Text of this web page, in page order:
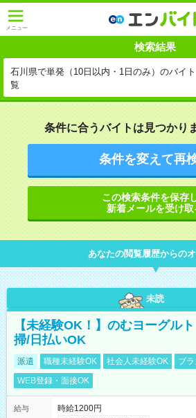
メニュー
検索結果
石川県で単発（10日以内・1日のみ）のバイ
覧
条件に合うバイトは見つかり
条件を変えて再
この検索条件を保存
新着メールを受け取
あなたの閲覧履歴からの
未読
【未経験OK！】のむヨーグル
掃/日払いOK
派遣 職種未経験OK 社会人未経験OK
ブ
WEB登録・面接OK
給与
時給1200円